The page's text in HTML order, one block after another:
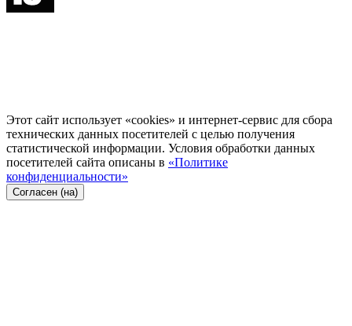
Этот сайт использует «cookies» и интернет-сервис для сбора
технических данных посетителей с целью получения
статистической информации. Условия обработки данных
посетителей сайта описаны в «Политике
конфиденциальности»
Согласен (на)